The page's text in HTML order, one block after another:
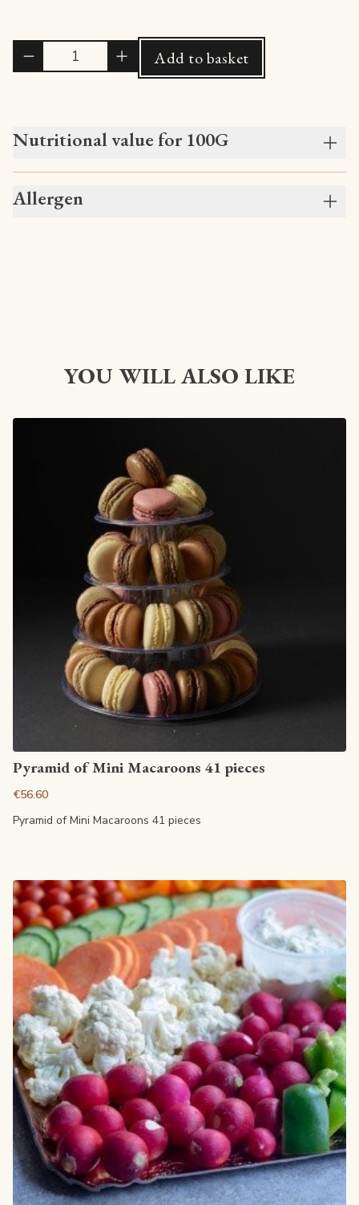
Add to basket
Nutritional value for 100G
Allergen
YOU WILL ALSO LIKE
View article
Pyramid of Mini Macaroons 41 pieces
€56.60
Pyramid of Mini Macaroons 41 pieces